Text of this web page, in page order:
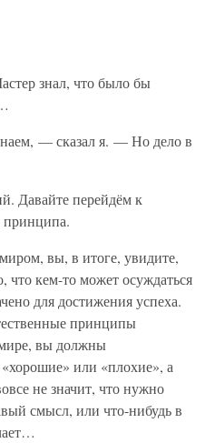
знал, что было бы
— сказал я. — Но дело в
Давайте перейдём к
принципа.
вы, в итоге, увидите,
кем-то может осуждаться
для достижения успеха.
принципы
вы должны
или «плохие», а
не значит, что нужно
смысл, или что-нибудь в